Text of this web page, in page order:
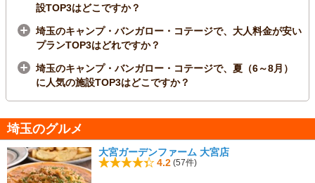
設TOP3はどこですか？
埼玉のキャンプ・バンガロー・コテージで、大人料金が安い
プランTOP3はどれですか？
埼玉のキャンプ・バンガロー・コテージで、夏（6～8月）
に人気の施設TOP3はどこですか？
埼玉のグルメ
大宮ガーデンファーム 大宮店
4.2 (57件)